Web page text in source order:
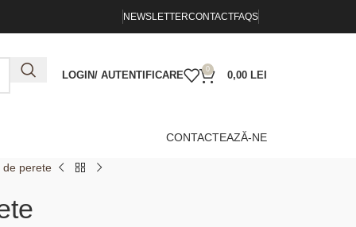
NEWSLETTERCONTACTFAQS
LOGIN/ AUTENTIFICARE
0
0,00 LEI
CONTACTEAZĂ-NE
de perete